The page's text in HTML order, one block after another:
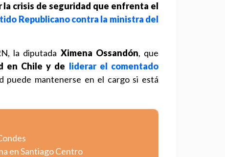
crisis de seguridad que enfrenta el
Republicano contra la ministra del
la diputada Ximena Ossandón, que
en Chile y de liderar el comentado
puede mantenerse en el cargo si está
en Santiago Centro